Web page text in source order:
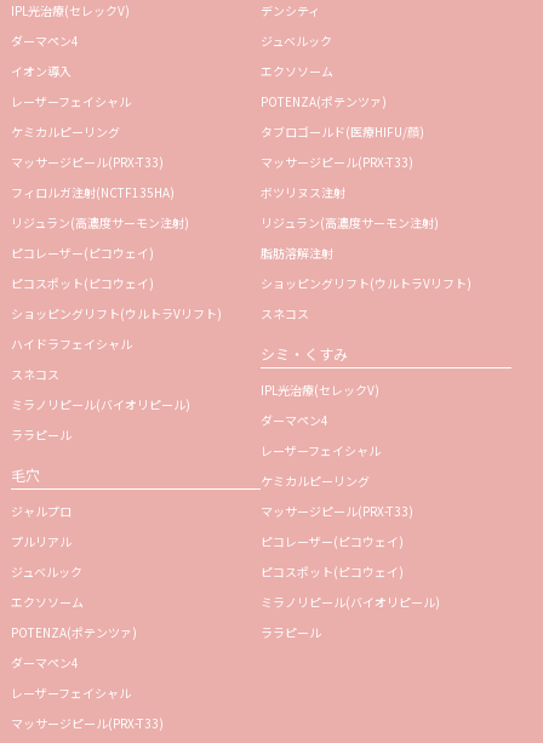
IPL光治療(セレックV)
ダーマペン4
イオン導入
レーザーフェイシャル
ケミカルピーリング
マッサージピール(PRX-T33)
フィロルガ注射(NCTF135HA)
リジュラン(高濃度サーモン注射)
ピコレーザー(ピコウェイ)
ピコスポット(ピコウェイ)
ショッピングリフト(ウルトラVリフト)
ハイドラフェイシャル
スネコス
ミラノリピール(バイオリピール)
ララピール
毛穴
ジャルプロ
プルリアル
ジュベルック
エクソソーム
POTENZA(ポテンツァ)
ダーマペン4
レーザーフェイシャル
マッサージピール(PRX-T33)
デンシティ
ジュベルック
エクソソーム
POTENZA(ポテンツァ)
タブロゴールド(医療HIFU/顔)
マッサージピール(PRX-T33)
ボツリヌス注射
リジュラン(高濃度サーモン注射)
脂肪溶解注射
ショッピングリフト(ウルトラVリフト)
スネコス
シミ・くすみ
IPL光治療(セレックV)
ダーマペン4
レーザーフェイシャル
ケミカルピーリング
マッサージピール(PRX-T33)
ピコレーザー(ピコウェイ)
ピコスポット(ピコウェイ)
ミラノリピール(バイオリピール)
ララピール